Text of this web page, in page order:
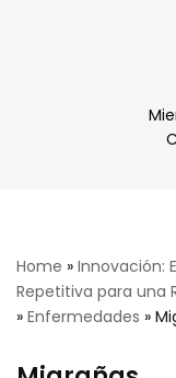
Home » Innovación:
Repetitiva para una
» Enfermedades »